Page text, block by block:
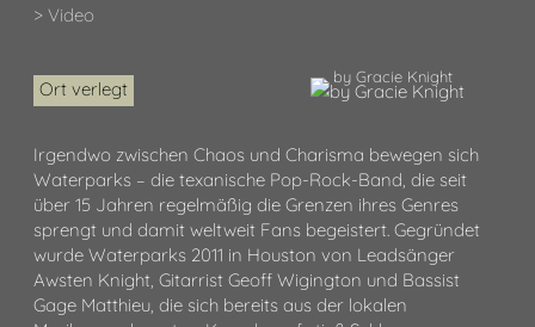
> Video
Ort verlegt
by Gracie Knight
Irgendwo zwischen Chaos und Charisma bewegen sich
Waterparks – die texanische Pop-Rock-Band, die seit
über 15 Jahren regelmäßig die Grenzen ihres Genres
sprengt und damit weltweit Fans begeistert. Gegründet
wurde Waterparks 2011 in Houston von Leadsänger
Awsten Knight, Gitarrist Geoff Wigington und Bassist
Gage Matthieu, die sich bereits aus der lokalen